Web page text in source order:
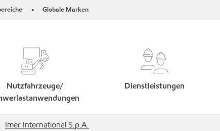
• Globale Marken
Nutzfahrzeuge/
Dienstleistungen
Imer International S.p.A.